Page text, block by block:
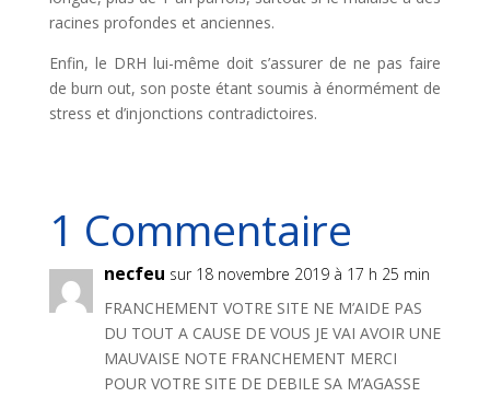
racines profondes et anciennes.
Enfin, le DRH lui-même doit s’assurer de ne pas faire
de burn out, son poste étant soumis à énormément de
stress et d’injonctions contradictoires.
1 Commentaire
necfeu sur 18 novembre 2019 à 17 h 25 min
FRANCHEMENT VOTRE SITE NE M’AIDE PAS
DU TOUT A CAUSE DE VOUS JE VAI AVOIR UNE
MAUVAISE NOTE FRANCHEMENT MERCI
POUR VOTRE SITE DE DEBILE SA M’AGASSE